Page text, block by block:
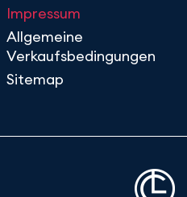
Impressum
Allgemeine
Verkaufsbedingungen
Sitemap